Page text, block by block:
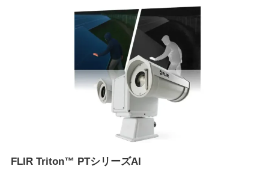
FLIR Triton™ PTシリーズAI